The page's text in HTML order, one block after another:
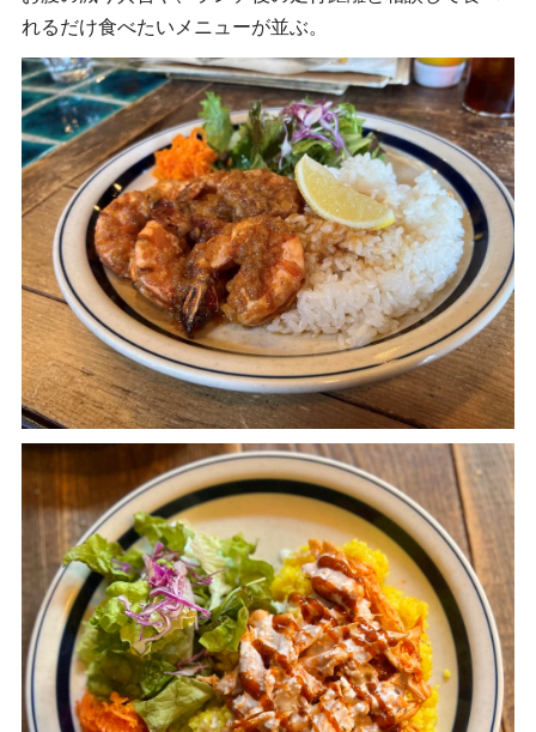
れるだけ食べたいメニューが並ぶ。